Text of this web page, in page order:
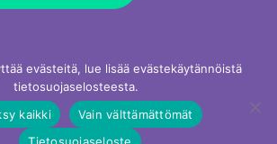
evästeitä, lue lisää evästekäytännöistä
tietosuojaselosteesta.
kaikki
Vain välttämättömät
Tietosuojaseloste